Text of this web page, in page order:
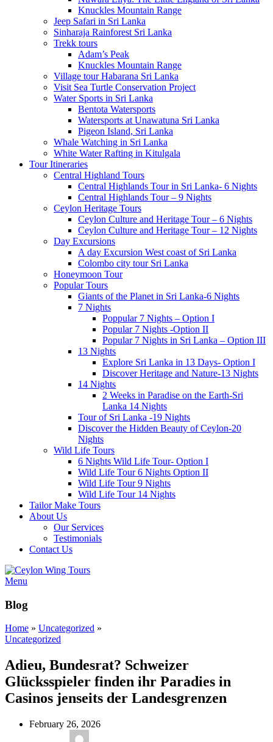
Knuckles Mountain Range
Jeep Safari in Sri Lanka
Sinharaja Rainforest Sri Lanka
Trekk tours
Adam’s Peak
Knuckles Mountain Range
Village tour Habarana Sri Lanka
Visit Sea Turtle Conservation Project
Water Sports in Sri Lanka
Bentota Watersports
Watersports at Unawatuna Sri Lanka
Pigeon Island, Sri Lanka
Whale Watching in Sri Lanka
White Water Rafting in Kitulgala
Tour Itineraries
Central Highland Tours
Central Highlands Tour in Sri Lanka- 6 Nights
Central Highlands Tour – 9 Nights
Ceylon Heritage Tours
Ceylon Culture and Heritage Tour – 6 Nights
Ceylon Culture and Heritage Tour – 12 Nights
Day Excursions
A day Excursion West coast of Sri Lanka
Colombo city tour Sri Lanka
Honeymoon Tour
Popular Tours
Giants of the Planet in Sri Lanka-6 Nights
7 Nights
Poppular 7 Nights – Option I
Popular 7 Nights -Option II
Popular 7 Nights in Sri Lanka – Option III
13 Nights
Explore Sri Lanka in 13 Days- Option I
Discover Heritage and Nature-13 Nights
14 Nights
2 Weeks in Paradise on the Earth-Sri
Lanka 14 Nights
Tour of Sri Lanka -19 Nights
Discover the Hidden Beauty of Ceylon-20
Nights
Wild Life Tours
6 Nights Wild Life Tour- Option I
Wild Life Tour 6 Nights Option II
Wild Life Tour 9 Nights
Wild Life Tour 14 Nights
Tailor Make Tours
About Us
Our Services
Testimonials
Contact Us
Menu
Blog
Home » Uncategorized »
Uncategorized
Adieu, Bundesrat? Schweizer
Glücksspieler finden ihr Paradies in
Casinos jenseits der Landesgrenzen
February 26, 2026